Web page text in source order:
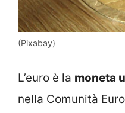
(Pixabay)
L’euro è la moneta
nella Comunità